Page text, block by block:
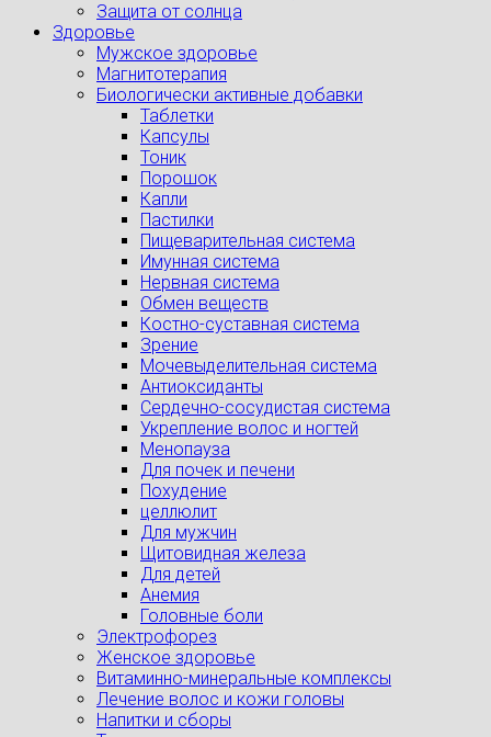
Защита от солнца
Здоровье
Мужское здоровье
Магнитотерапия
Биологически активные добавки
Таблетки
Капсулы
Тоник
Порошок
Капли
Пастилки
Пищеварительная система
Имунная система
Нервная система
Обмен веществ
Костно-суставная система
Зрение
Мочевыделительная система
Антиоксиданты
Сердечно-сосудистая система
Укрепление волос и ногтей
Менопауза
Для почек и печени
Похудение
целлюлит
Для мужчин
Щитовидная железа
Для детей
Анемия
Головные боли
Электрофорез
Женское здоровье
Витаминно-минеральные комплексы
Лечение волос и кожи головы
Напитки и сборы